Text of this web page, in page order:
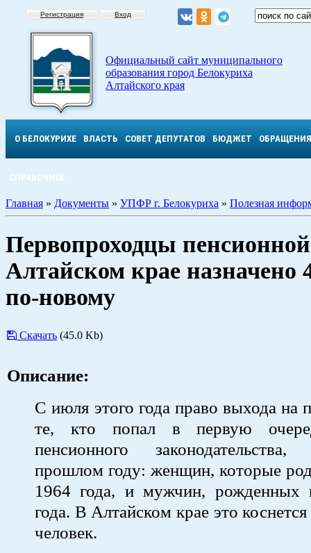
Регистрация Вход
Официальный сайт муниципального
образования город Белокуриха
Алтайского края
О БЕЛОКУРИХЕ ВЛАСТЬ СОВЕТ ДЕПУТАТОВ БЮДЖЕТ ОБРАЩЕНИЯ
СПРАВОЧНОЕ
Главная » Документы » УПФР г. Белокуриха » Полезная
Первопроходцы
Алтайском крае назначено
по-новому
Скачать (45.0 Kb)
Описание:
С июля этого года право выхода на
те, кто попал в первую
пенсионного
прошлом году: женщин, которые
1964 года, и мужчин, рожденных
года. В Алтайском крае это
человек.